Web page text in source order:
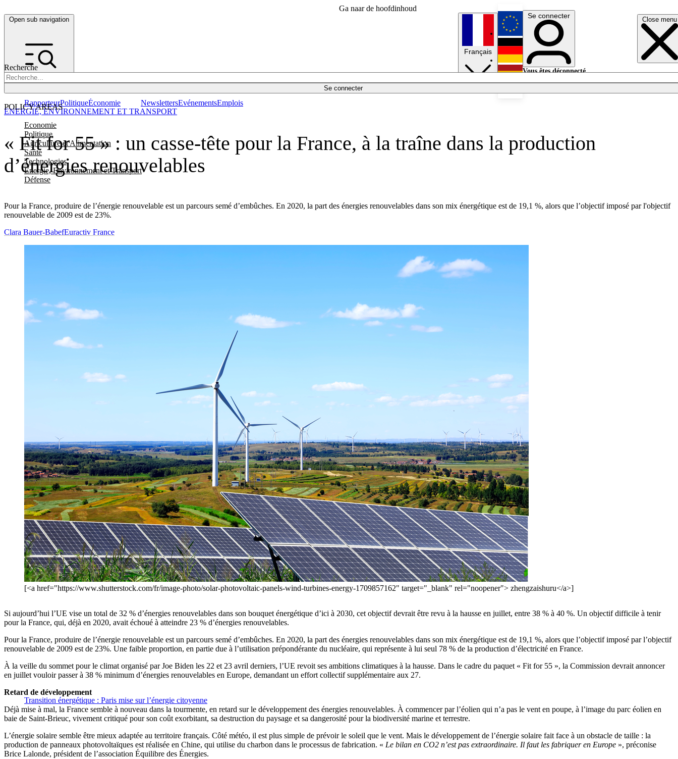
Ga naar de hoofdinhoud
Open sub navigation Close menu
Recherche
Se connecter
POLICY AREAS
Economie
Politique
Agriculture et Alimentation
Santé
Technologies
Energie, Environnement et Transport
Défense
RapporteurPolitiqueÉconomie NewslettersEvénementsEmplois
Français
English
Deutsch
Se connecter
Vous êtes déconnecté.
« Fit for 55 » : un casse-tête pour la France, à la traîne dans la production
d’énergies renouvelables
Pour la France, produire de l’énergie renouvelable est un parcours semé d’embûches. En 2020, la part des énergies renouvelables dans son mix énergétique est de 19,1 %, alors que l’objectif imposé par l'objectif
renouvelable de 2009 est de 23%.
ENERGIE, ENVIRONNEMENT ET TRANSPORT
Clara Bauer-BabefEuractiv France
[<a href="https://www.shutterstock.com/fr/image-photo/solar-photovoltaic-panels-wind-turbines-energy-1709857162" target="_blank" rel="noopener"> zhengzaishuru</a>]
Si aujourd’hui l’UE vise un total de 32 % d’énergies renouvelables dans son bouquet énergétique d’ici à 2030, cet objectif devrait être revu à la hausse en juillet, entre 38 % à 40 %. Un objectif difficile à tenir
pour la France, qui, déjà en 2020, avait échoué à atteindre 23 % d’énergies renouvelables.
Pour la France, produire de l’énergie renouvelable est un parcours semé d’embûches. En 2020, la part des énergies renouvelables dans son mix énergétique est de 19,1 %, alors que l’objectif imposé par l’objectif
renouvelable de 2009 est de 23%. Une faible proportion, en partie due à l’utilisation prépondérante du nucléaire, qui représente à lui seul 78 % de la production d’électricité en France.
À la veille du sommet pour le climat organisé par Joe Biden les 22 et 23 avril derniers, l’UE revoit ses ambitions climatiques à la hausse. Dans le cadre du paquet « Fit for 55 », la Commission devrait annoncer
en juillet vouloir passer à 38 % minimum d’énergies renouvelables en Europe, demandant un effort collectif supplémentaire aux 27.
Transition énergétique : Paris mise sur l’énergie citoyenne
Retard de développement
Déjà mise à mal, la France semble à nouveau dans la tourmente, en retard sur le développement des énergies renouvelables. À commencer par l’éolien qui n’a pas le vent en poupe, à l’image du parc éolien en
baie de Saint-Brieuc, vivement critiqué pour son coût exorbitant, sa destruction du paysage et sa dangerosité pour la biodiversité marine et terrestre.
L’énergie solaire semble être mieux adaptée au territoire français. Côté météo, il est plus simple de prévoir le soleil que le vent. Mais le développement de l’énergie solaire fait face à un obstacle de taille : la
production de panneaux photovoltaïques est réalisée en Chine, qui utilise du charbon dans le processus de fabrication. « Le bilan en CO2 n’est pas extraordinaire. Il faut les fabriquer en Europe », préconise
Brice Lalonde, président de l’association Équilibre des Énergies.